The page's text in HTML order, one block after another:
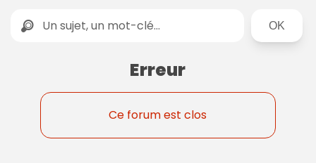
Rechercher
Erreur
Ce forum est clos